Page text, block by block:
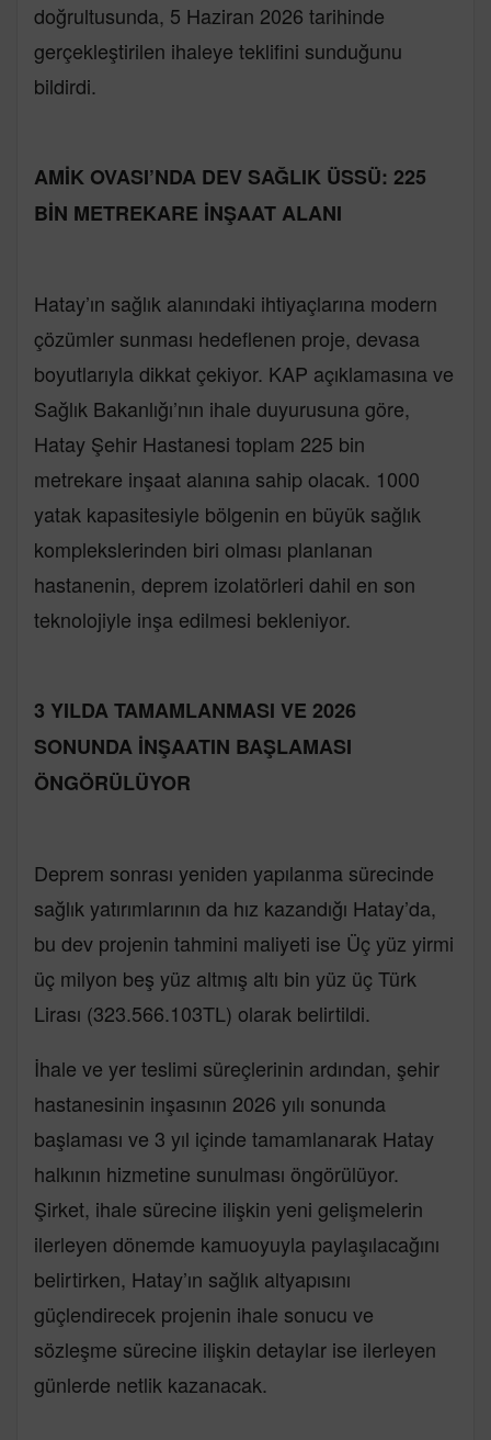
doğrultusunda, 5 Haziran 2026 tarihinde
gerçekleştirilen ihaleye teklifini sunduğunu
bildirdi.
AMİK OVASI’NDA DEV SAĞLIK ÜSSÜ: 225
BİN METREKARE İNŞAAT ALANI
Hatay’ın sağlık alanındaki ihtiyaçlarına modern
çözümler sunması hedeflenen proje, devasa
boyutlarıyla dikkat çekiyor. KAP açıklamasına ve
Sağlık Bakanlığı’nın ihale duyurusuna göre,
Hatay Şehir Hastanesi toplam 225 bin
metrekare inşaat alanına sahip olacak. 1000
yatak kapasitesiyle bölgenin en büyük sağlık
komplekslerinden biri olması planlanan
hastanenin, deprem izolatörleri dahil en son
teknolojiyle inşa edilmesi bekleniyor.
3 YILDA TAMAMLANMASI VE 2026
SONUNDA İNŞAATIN BAŞLAMASI
ÖNGÖRÜLÜYOR
Deprem sonrası yeniden yapılanma sürecinde
sağlık yatırımlarının da hız kazandığı Hatay’da,
bu dev projenin tahmini maliyeti ise Üç yüz yirmi
üç milyon beş yüz altmış altı bin yüz üç Türk
Lirası (323.566.103TL) olarak belirtildi.
İhale ve yer teslimi süreçlerinin ardından, şehir
hastanesinin inşasının 2026 yılı sonunda
başlaması ve 3 yıl içinde tamamlanarak Hatay
halkının hizmetine sunulması öngörülüyor.
Şirket, ihale sürecine ilişkin yeni gelişmelerin
ilerleyen dönemde kamuoyuyla paylaşılacağını
belirtirken, Hatay’ın sağlık altyapısını
güçlendirecek projenin ihale sonucu ve
sözleşme sürecine ilişkin detaylar ise ilerleyen
günlerde netlik kazanacak.